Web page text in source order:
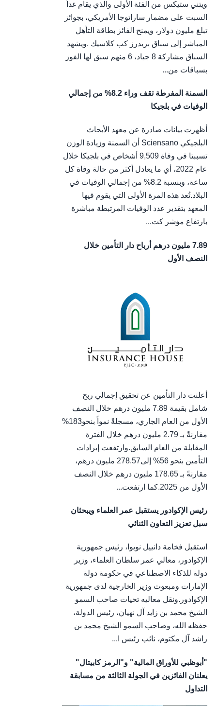
ويتني ستيكس من الفئة الأولى والذي يقام غداً
السبت على مضمار ساراتوجا الأمريكي، بجوائز
تبلغ مليون دولار، ويمنح الفائز بطاقة التأهل
المباشر إلى سباق بريدرز كب كلاسيك .ويشهد
السباق مشاركة 8 جياد، 6 منهم سبق لها الفوز
بسباقات من...
السمنة المفرطة تقف وراء 8.2% من إجمالي
الوفيات في بلجيكا
أظهرت بيانات صادرة عن معهد الأبحاث
البلجيكي Sciensano أن السمنة وزيادة الوزن
تسببتا في وفاة 9,509 أشخاص في بلجيكا خلال
عام 2022، أي ما يعادل أكثر من حالة وفاة كل
ساعة، وبنسبة 8.2% من إجمالي الوفيات في
البلاد.تُعد هذه المرة الأولى التي يقوم فيها
المعهد بتقدير عدد الوفيات المرتبطة مباشرة
بارتفاع مؤشر كت...
7.89 مليون درهم أرباح دار التأمين خلال
النصف الأول
أعلنت دار التأمين عن تحقيق إجمالي ربح
شامل بقيمة 7.89 مليون درهم خلال النصف
الأول من العام الجاري، مسجلةً نمواً بنحو183%
مقارنةً بـ 2.79 مليون درهم خلال الفترة
المقابلة من العام السابق.وارتفعت إيرادات
التأمين بنحو 56% إلى278.57 مليون درهم،
مقارنةً بـ 178.65 مليون درهم خلال النصف
الأول من 2025.كما ارتفعت...
رئيس الإكوادور يستقبل عمر العلماء ويبحثان
سبل تعزيز التعاون الثنائي
استقبل فخامة دانييل نوبوا، رئيس جمهورية
الإكوادور، معالي عمر سلطان العلماء، وزير
دولة للذكاء الاصطناعي في حكومة دولة
الإمارات ومبعوث وزير الخارجية لدى جمهورية
الإكوادور.ونقل معاليه تحيات صاحب السمو
الشيخ محمد بن زايد آل نهيان، رئيس الدولة،
حفظه الله، وصاحب السمو الشيخ محمد بن
راشد آل مكتوم، نائب رئيس ا...
"أبوظبي للأوراق المالية" و"الرمز كابيتال"
يعلنان الفائزين في الجولة الثالثة من مسابقة
التداول